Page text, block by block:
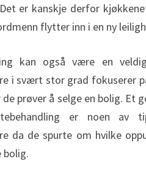
er kanskje derfor
flytter inn i en ny
kan også være en
i svært stor grad fokuserer
prøver å selge en bolig. Et
er noen
da de spurte om hvilke
bolig.